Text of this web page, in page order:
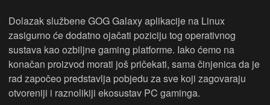
Dolazak službene GOG Galaxy aplikacije na Linux
zasigurno će dodatno ojačati poziciju tog operativnog
sustava kao ozbiljne gaming platforme. Iako ćemo na
konačan proizvod morati još pričekati, sama činjenica da je
rad započeo predstavlja pobjedu za sve koji zagovaraju
otvoreniji i raznolikiji ekosustav PC gaminga.